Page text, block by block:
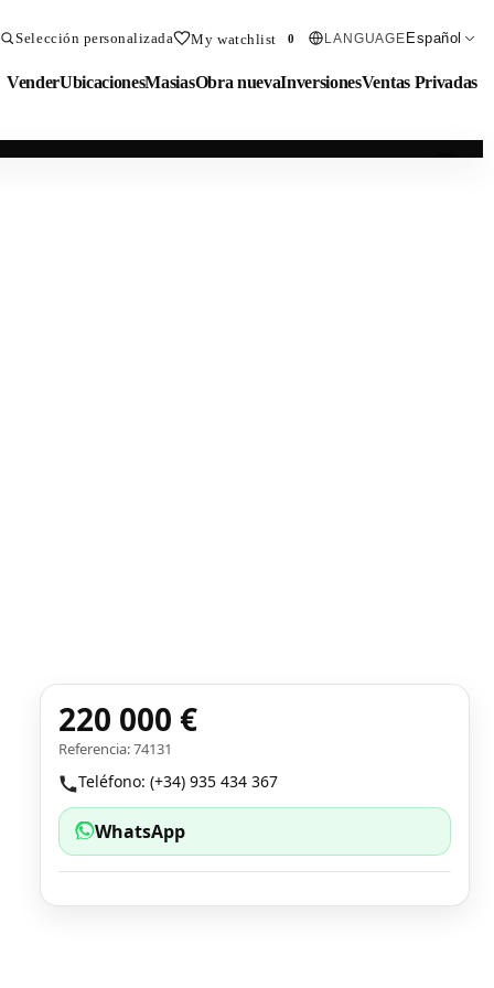
Selección personalizada My watchlist 0 LANGUAGE Español
VenderUbicacionesMasiasObra nuevaInversionesVentas Privadas
220 000 €
Referencia: 74131
Teléfono: (+34) 935 434 367
WhatsApp